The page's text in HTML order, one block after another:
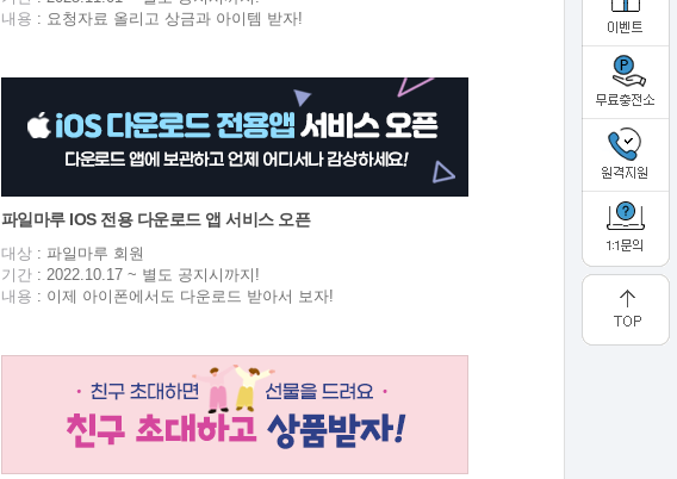
내용 : 요청자료 올리고 상금과 아이템 받자!
파일마루 IOS 전용 다운로드 앱 서비스 오픈
대상: 파일마루 회원
기간: 2022.10.17 ~ 별도 공지시까지!
내용 : 이제 아이폰에서도 다운로드 받아서 보자!